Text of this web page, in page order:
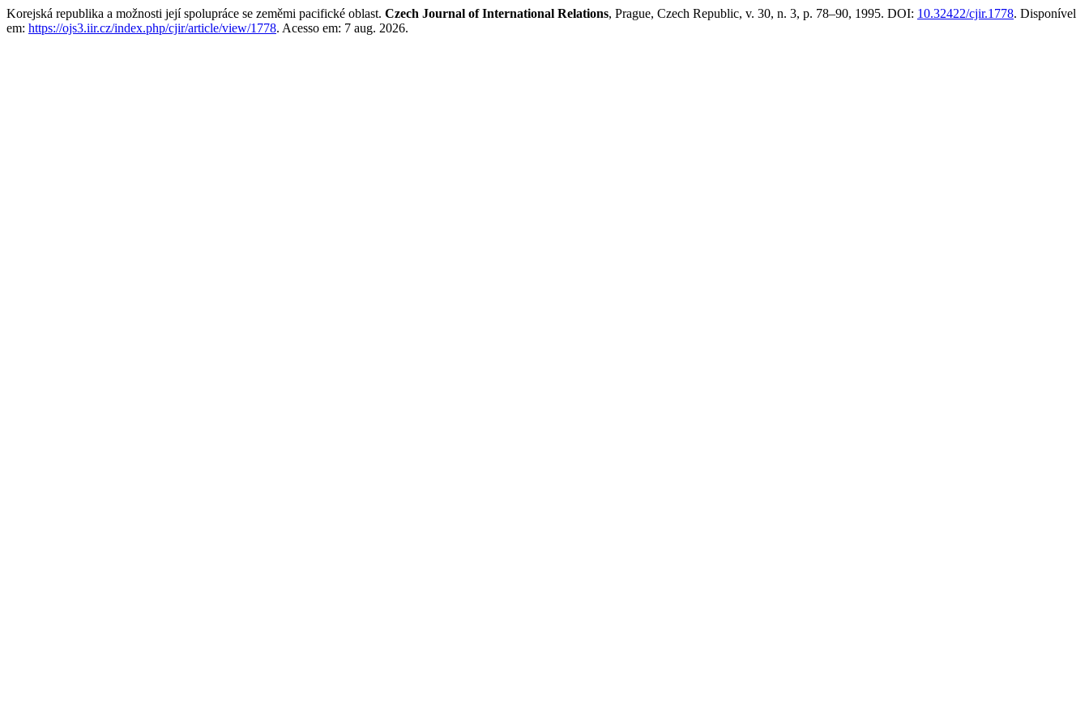
Korejská republika a možnosti její spolupráce se zeměmi pacifické oblast. Czech Journal of International Relations, Prague, Czech Republic, v. 30, n. 3, p. 78–90, 1995. DOI: 10.32422/cjir.1778. Disponível
em: https://ojs3.iir.cz/index.php/cjir/article/view/1778. Acesso em: 7 aug. 2026.